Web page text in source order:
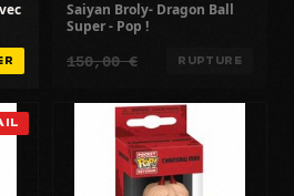
Saiyan Broly- Dragon Ball
Super - Pop !
150,00 € RUPTURE